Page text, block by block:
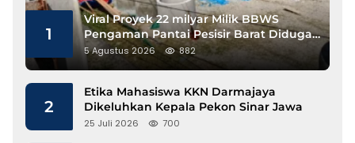
1
Viral Proyek 22 milyar Milik BBWS
Pengaman Pantai Pesisir Barat Diduga
Gunakan Besi Banci
5 Agustus 2026 882
2
Etika Mahasiswa KKN Darmajaya
Dikeluhkan Kepala Pekon Sinar Jawa
25 Juli 2026 700